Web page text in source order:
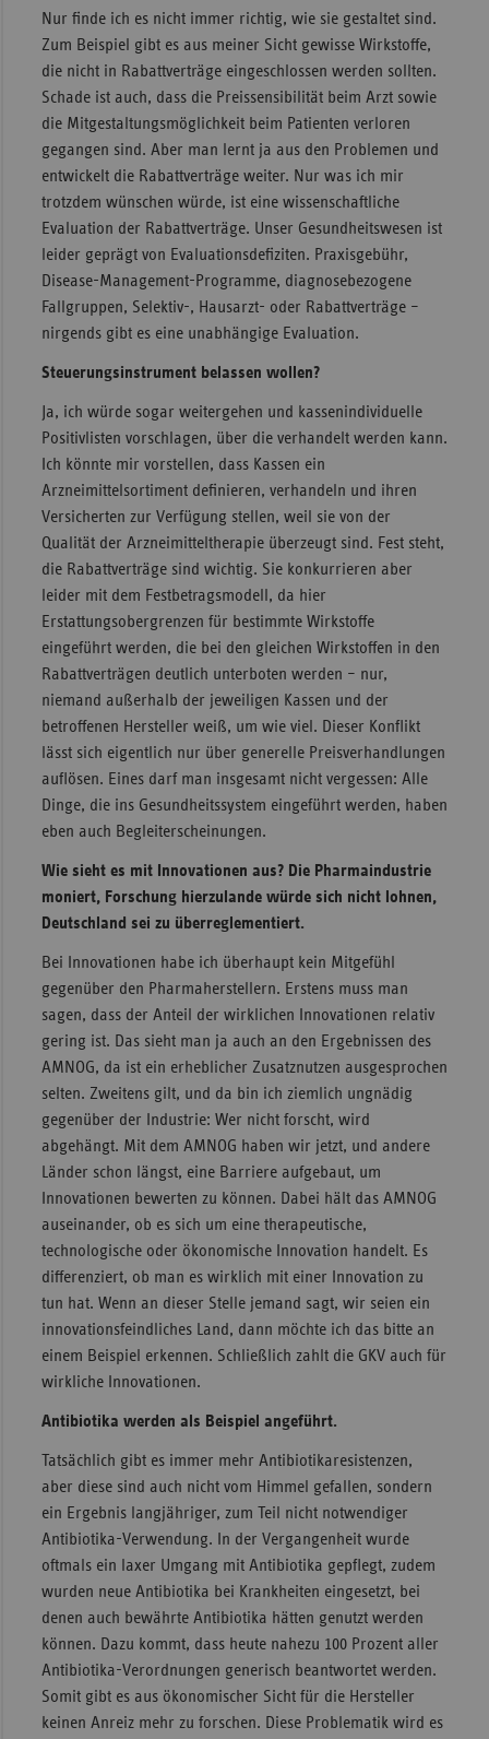
Nur finde ich es nicht immer richtig, wie sie gestaltet sind.
Zum Beispiel gibt es aus meiner Sicht gewisse Wirkstoffe,
die nicht in Rabattverträge eingeschlossen werden sollten.
Schade ist auch, dass die Preissensibilität beim Arzt sowie
die Mitgestaltungsmöglichkeit beim Patienten verloren
gegangen sind. Aber man lernt ja aus den Problemen und
entwickelt die Rabattverträge weiter. Nur was ich mir
trotzdem wünschen würde, ist eine wissenschaftliche
Evaluation der Rabattverträge. Unser Gesundheitswesen ist
leider geprägt von Evaluationsdefiziten. Praxisgebühr,
Disease-Management-Programme, diagnosebezogene
Fallgruppen, Selektiv-, Hausarzt- oder Rabattverträge –
nirgends gibt es eine unabhängige Evaluation.
Steuerungsinstrument belassen wollen?
Ja, ich würde sogar weitergehen und kassenindividuelle
Positivlisten vorschlagen, über die verhandelt werden kann.
Ich könnte mir vorstellen, dass Kassen ein
Arzneimittelsortiment definieren, verhandeln und ihren
Versicherten zur Verfügung stellen, weil sie von der
Qualität der Arzneimitteltherapie überzeugt sind. Fest steht,
die Rabattverträge sind wichtig. Sie konkurrieren aber
leider mit dem Festbetragsmodell, da hier
Erstattungsobergrenzen für bestimmte Wirkstoffe
eingeführt werden, die bei den gleichen Wirkstoffen in den
Rabattverträgen deutlich unterboten werden – nur,
niemand außerhalb der jeweiligen Kassen und der
betroffenen Hersteller weiß, um wie viel. Dieser Konflikt
lässt sich eigentlich nur über generelle Preisverhandlungen
auflösen. Eines darf man insgesamt nicht vergessen: Alle
Dinge, die ins Gesundheitssystem eingeführt werden, haben
eben auch Begleiterscheinungen.
Wie sieht es mit Innovationen aus? Die Pharmaindustrie
moniert, Forschung hierzulande würde sich nicht lohnen,
Deutschland sei zu überreglementiert.
Bei Innovationen habe ich überhaupt kein Mitgefühl
gegenüber den Pharmaherstellern. Erstens muss man
sagen, dass der Anteil der wirklichen Innovationen relativ
gering ist. Das sieht man ja auch an den Ergebnissen des
AMNOG, da ist ein erheblicher Zusatznutzen ausgesprochen
selten. Zweitens gilt, und da bin ich ziemlich ungnädig
gegenüber der Industrie: Wer nicht forscht, wird
abgehängt. Mit dem AMNOG haben wir jetzt, und andere
Länder schon längst, eine Barriere aufgebaut, um
Innovationen bewerten zu können. Dabei hält das AMNOG
auseinander, ob es sich um eine therapeutische,
technologische oder ökonomische Innovation handelt. Es
differenziert, ob man es wirklich mit einer Innovation zu
tun hat. Wenn an dieser Stelle jemand sagt, wir seien ein
innovationsfeindliches Land, dann möchte ich das bitte an
einem Beispiel erkennen. Schließlich zahlt die GKV auch für
wirkliche Innovationen.
Antibiotika werden als Beispiel angeführt.
Tatsächlich gibt es immer mehr Antibiotikaresistenzen,
aber diese sind auch nicht vom Himmel gefallen, sondern
ein Ergebnis langjähriger, zum Teil nicht notwendiger
Antibiotika-Verwendung. In der Vergangenheit wurde
oftmals ein laxer Umgang mit Antibiotika gepflegt, zudem
wurden neue Antibiotika bei Krankheiten eingesetzt, bei
denen auch bewährte Antibiotika hätten genutzt werden
können. Dazu kommt, dass heute nahezu 100 Prozent aller
Antibiotika-Verordnungen generisch beantwortet werden.
Somit gibt es aus ökonomischer Sicht für die Hersteller
keinen Anreiz mehr zu forschen. Diese Problematik wird es